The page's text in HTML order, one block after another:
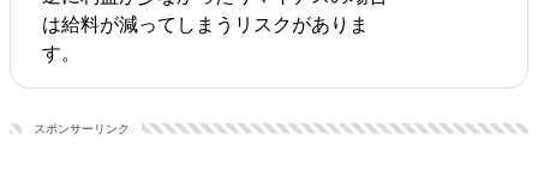
は給料が減ってしまうリスクがありま
す。
スポンサーリンク